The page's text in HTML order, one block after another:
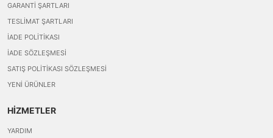
GARANTI ŞARTLARI
TESLIMAT ŞARTLARI
İADE POLITIKASI
İADE SÖZLEŞMESI
SATIŞ POLITIKASI SÖZLEŞMESI
YENI ÜRÜNLER
HİZMETLER
YARDIM